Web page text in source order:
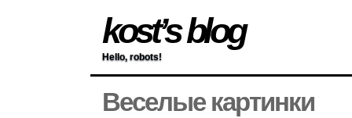
kost’s blog
Hello, robots!
Веселые картинки